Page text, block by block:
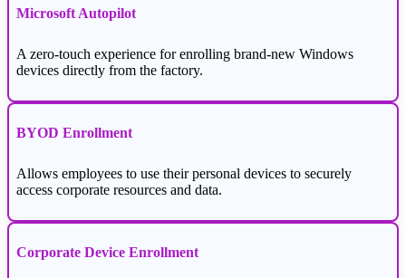
Microsoft Autopilot
A zero-touch experience for enrolling brand-new Windows
devices directly from the factory.
BYOD Enrollment
Allows employees to use their personal devices to securely
access corporate resources and data.
Corporate Device Enrollment